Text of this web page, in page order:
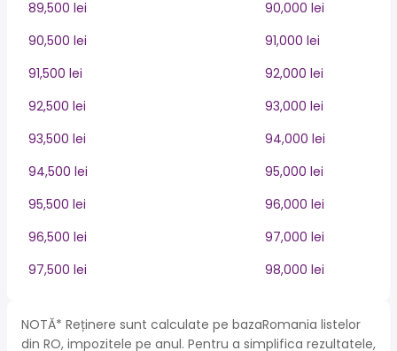
89,500 lei
90,000 lei
90,500 lei
91,000 lei
91,500 lei
92,000 lei
92,500 lei
93,000 lei
93,500 lei
94,000 lei
94,500 lei
95,000 lei
95,500 lei
96,000 lei
96,500 lei
97,000 lei
97,500 lei
98,000 lei
NOTĂ* Reținere sunt calculate pe bazaRomania listelor
din RO, impozitele pe anul. Pentru a simplifica rezultatele,